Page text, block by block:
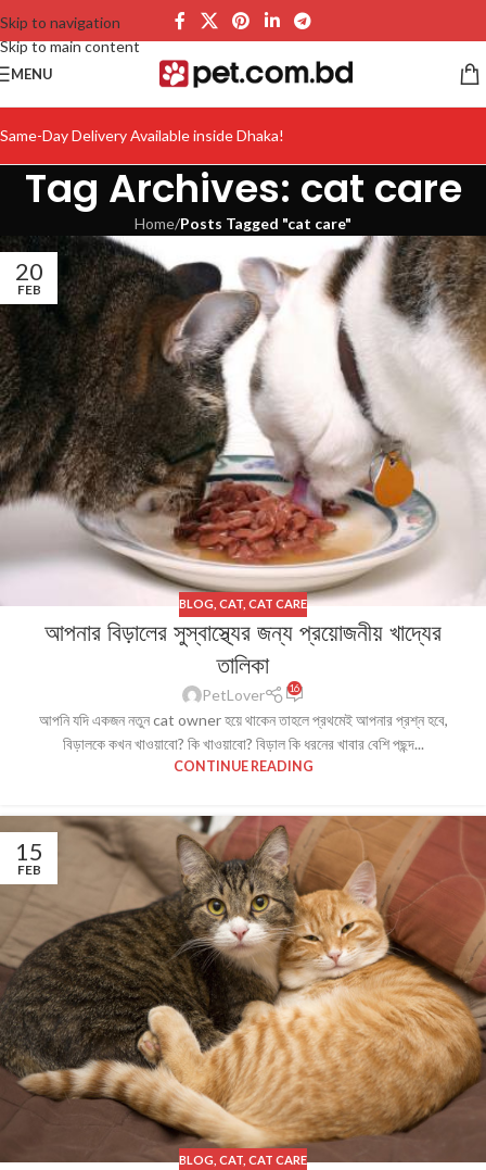
Skip to navigation
Skip to main content
MENU
Same-Day Delivery Available inside Dhaka!
Tag Archives: cat care
Home/Posts Tagged "cat care"
20
FEB
BLOG CAT CAT CARE
আপনার বিড়ালের সুস্বাস্থ্যের জন্য প্রয়োজনীয় খাদ্যের
তালিকা
PetLover 16
আপনি যদি একজন নতুন cat owner হয়ে থাকেন তাহলে প্রথমেই আপনার প্রশ্ন হবে,
বিড়ালকে কখন খাওয়াবো? কি খাওয়াবো? বিড়াল কি ধরনের খাবার বেশি পছন্দ...
CONTINUE READING
15
FEB
BLOG CAT CAT CARE